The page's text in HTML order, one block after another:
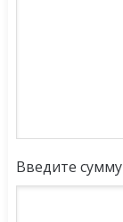
Введите